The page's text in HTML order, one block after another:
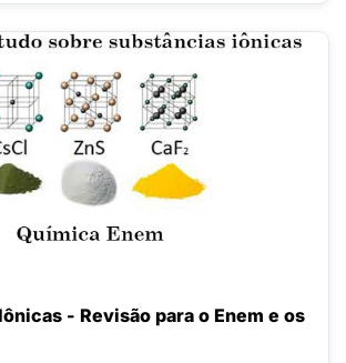
- Revisão para o Enem e os